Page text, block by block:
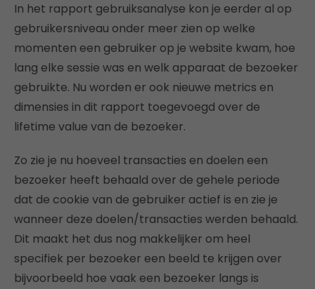
In het rapport gebruiksanalyse kon je eerder al op
gebruikersniveau onder meer zien op welke
momenten een gebruiker op je website kwam, hoe
lang elke sessie was en welk apparaat de bezoeker
gebruikte. Nu worden er ook nieuwe metrics en
dimensies in dit rapport toegevoegd over de
lifetime value van de bezoeker.
Zo zie je nu hoeveel transacties en doelen een
bezoeker heeft behaald over de gehele periode
dat de cookie van de gebruiker actief is en zie je
wanneer deze doelen/transacties werden behaald.
Dit maakt het dus nog makkelijker om heel
specifiek per bezoeker een beeld te krijgen over
bijvoorbeeld hoe vaak een bezoeker langs is